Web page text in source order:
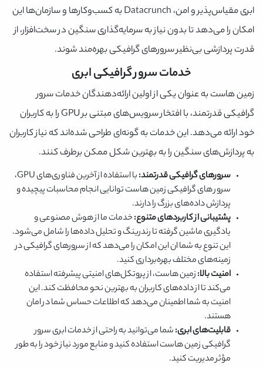
ابری مقیاس‌پذیر و امن، Datacrunch به کسب‌وکارها و سازمان‌ها این
امکان را می‌دهد تا بدون نیاز به سرمایه‌گذاری سنگین در سخت‌افزار، از
قدرت پردازشی بی‌نظیر سرورهای گرافیکی بهره‌مند شوند.
خدمات سرور گرافیکی ابری
زمین هاست به عنوان یکی از اولین ارائه‌دهندگان خدمات سرور
گرافیکی قدرتمند، با افتخار سرویس‌های مبتنی بر GPU را به کاربران
خود ارائه می‌دهد. این خدمات به گونه‌ای طراحی شده‌اند که نیاز کاربران
به پردازش‌های سنگین را به بهترین شکل ممکن برطرف کنند.
سرورهای گرافیکی قدرتمند:
با استفاده از آخرین فناوری‌های GPU،
سرور های گرافیکی زمین هاست توانایی انجام محاسبات پیچیده و
پردازش داده‌های بزرگ را دارند.
پشتیبانی از کاربردهای متنوع:خدمات ما از هوش مصنوعی و
یادگیری ماشین گرفته تا رندرینگ و تحلیل داده‌ها را شامل می‌شود.
این تنوع به شما ان این امکان را می‌دهد که از سرورهای گرافیکی در
زمینه‌های مختلف بهره‌برداری کنید.
امنیت بالا:زمین هاست، از پروتکل‌های امنیتی پیشرفته استفاده
می‌کند تا از داده‌های کاربران به بهترین نحو محافظت کند. این
امنیت به شما اطمینان می‌دهد که اطلاعات حساس شما در امان
هستند.
قابلیت‌های ابری:شما می‌توانید به راحتی از خدمات ابری سرور
گرافیکی زمین هاست استفاده کنید و منابع مورد نیاز خود را به طور
مؤثر مدیریت کنید.